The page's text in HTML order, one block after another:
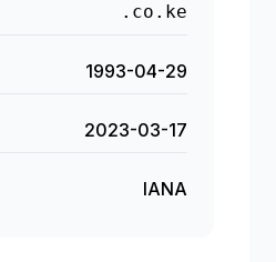
.co.ke
1993-04-29
2023-03-17
IANA